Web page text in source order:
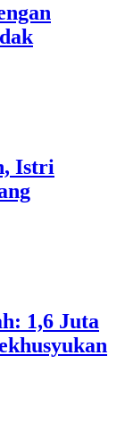
Istri
1,6 Juta